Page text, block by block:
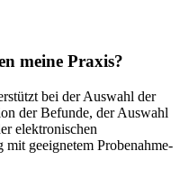
meine Praxis?
bei der Auswahl der
der Befunde, der Auswahl
elektronischen
mit geeignetem Probenahme-